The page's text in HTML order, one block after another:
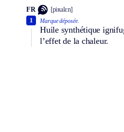
FR [piʀalɛn]
Marque déposée.
Huile synthétique
l’effet de la chaleur.
1